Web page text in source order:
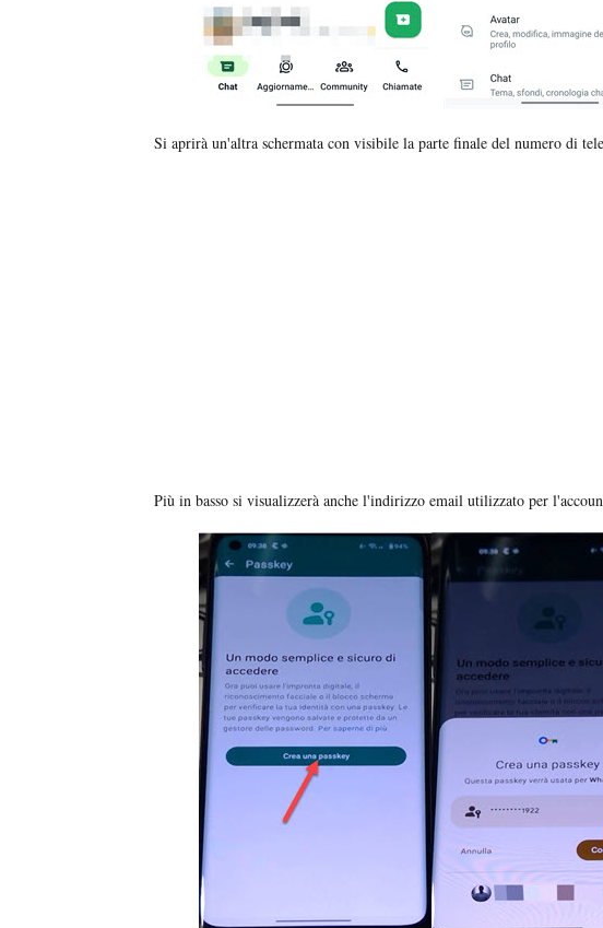
Si aprirà un'altra schermata con visibile la parte finale del numero di
Più in basso si visualizzerà anche l'indirizzo email utilizzato per